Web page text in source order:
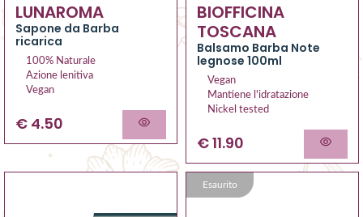
LUNAROMA
Sapone da Barba
ricarica
100% Naturale
Azione lenitiva
Vegan
€ 4.50
BIOFFICINA
TOSCANA
Balsamo Barba Note
legnose 100ml
Vegan
Mantiene l'idratazione
Nickel tested
€ 11.90
Esaurito